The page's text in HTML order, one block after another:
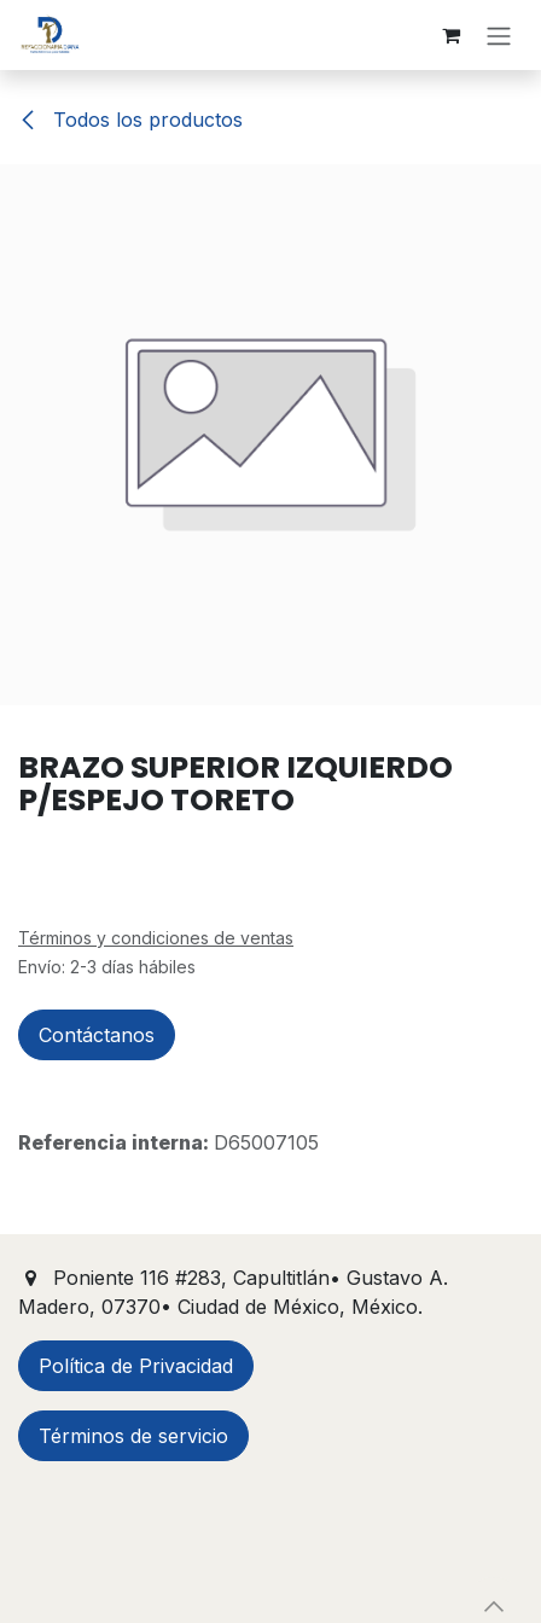
Ir al contenido
Todos los productos
BRAZO SUPERIOR IZQUIERDO
P/ESPEJO TORETO
Términos y condiciones de ventas
Envío: 2-3 días hábiles
Contáctanos
Referencia interna: D65007105
Poniente 116 #283, Capultitlán• Gustavo A.
Madero, 07370• Ciudad de México, México.
Política de Privacidad
Términos de servicio